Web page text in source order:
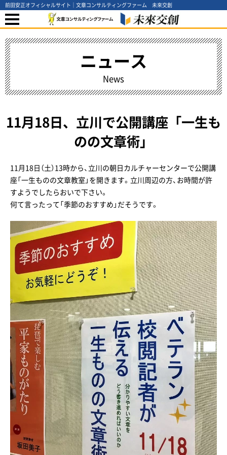
前田安正オフィシャルサイト｜文章コンサルティングファーム 未來交創
ニュース
News
11月18日、立川で公開講座「一生も
のの文章術」
11月18日（土）13時から、立川の朝日カルチャーセンターで公開講
座「一生ものの文章教室」を開きます。立川周辺の方、お時間が許
すようでしたらおいで下さい。
何て言ったって「季節のおすすめ」だそうです。